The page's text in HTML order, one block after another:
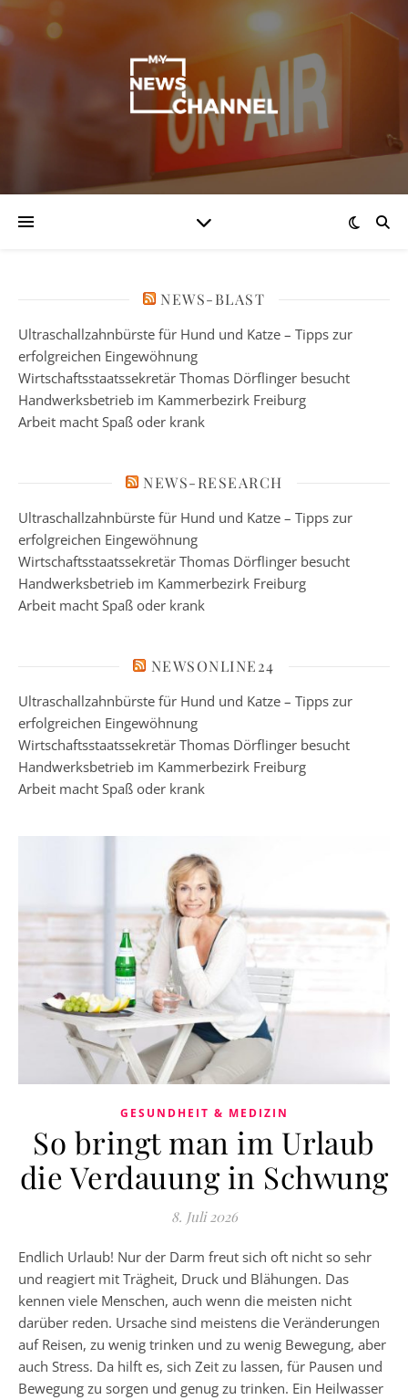
NEWS-BLAST
Ultraschallzahnbürste für Hund und Katze – Tipps zur
erfolgreichen Eingewöhnung
Wirtschaftsstaatssekretär Thomas Dörflinger besucht
Handwerksbetrieb im Kammerbezirk Freiburg
Arbeit macht Spaß oder krank
NEWS-RESEARCH
Ultraschallzahnbürste für Hund und Katze – Tipps zur
erfolgreichen Eingewöhnung
Wirtschaftsstaatssekretär Thomas Dörflinger besucht
Handwerksbetrieb im Kammerbezirk Freiburg
Arbeit macht Spaß oder krank
NEWSONLINE24
Ultraschallzahnbürste für Hund und Katze – Tipps zur
erfolgreichen Eingewöhnung
Wirtschaftsstaatssekretär Thomas Dörflinger besucht
Handwerksbetrieb im Kammerbezirk Freiburg
Arbeit macht Spaß oder krank
GESUNDHEIT & MEDIZIN
So bringt man im Urlaub
die Verdauung in Schwung
8. Juli 2026
Endlich Urlaub! Nur der Darm freut sich oft nicht so sehr
und reagiert mit Trägheit, Druck und Blähungen. Das
kennen viele Menschen, auch wenn die meisten nicht
darüber reden. Ursache sind meistens die Veränderungen
auf Reisen, zu wenig trinken und zu wenig Bewegung, aber
auch Stress. Da hilft es, sich Zeit zu lassen, für Pausen und
Bewegung zu sorgen und genug zu trinken. Ein Heilwasser